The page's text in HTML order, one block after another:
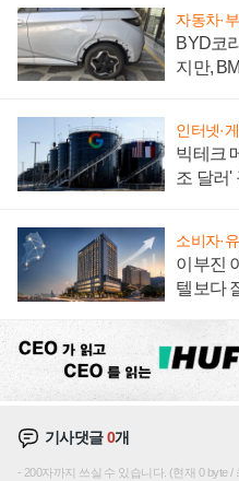
자동차·
BYD코
지만,
인터넷·
빅테크
조 달러'
소비자·
이부진
텔보다
기사댓글0개
200자까지 쓰실 수 있습니다. (현재 0 byte /